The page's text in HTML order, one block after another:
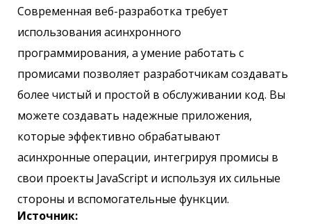
Современная веб-разработка требует
использования асинхронного
программирования, а умение работать с
промисами позволяет разработчикам создавать
более чистый и простой в обслуживании код. Вы
можете создавать надежные приложения,
которые эффективно обрабатывают
асинхронные операции, интегрируя промисы в
свои проекты JavaScript и используя их сильные
стороны и вспомогательные функции.
Источник: